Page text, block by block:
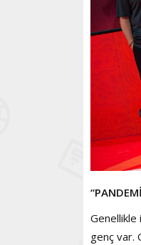
Genellikle
genç var.